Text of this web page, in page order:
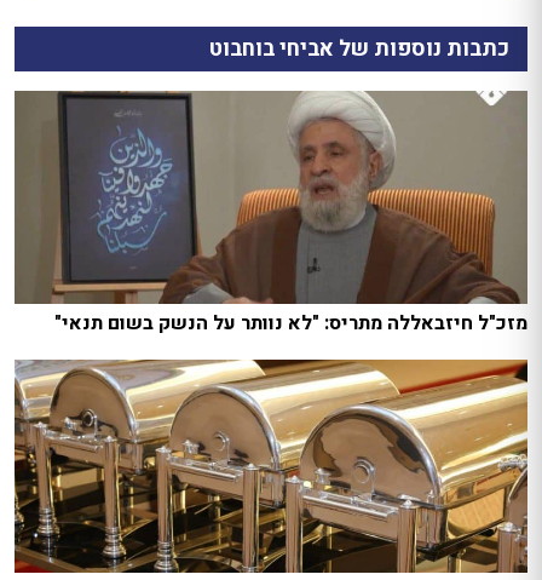
כתבות נוספות של אביחי בוחבוט
מזכ"ל חיזבאללה מתריס: "לא נוותר על הנשק בשום תנאי"